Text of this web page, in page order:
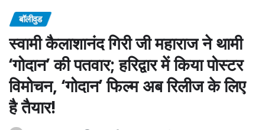
बॉलीवुड
स्वामी कैलाशानंद गिरी जी महाराज ने थामी
‘गोदान’ की पतवार; हरिद्वार में किया पोस्टर
विमोचन, ‘गोदान’ फिल्म अब रिलीज के लिए
है तैयार!